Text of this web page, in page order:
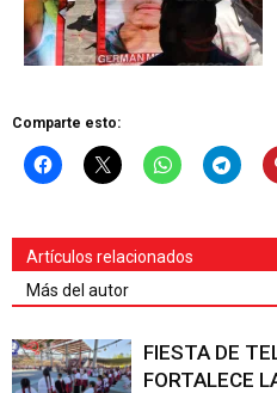
Comparte esto:
Artículos relacionados
Más del autor
FIESTA DE
FORTALECE